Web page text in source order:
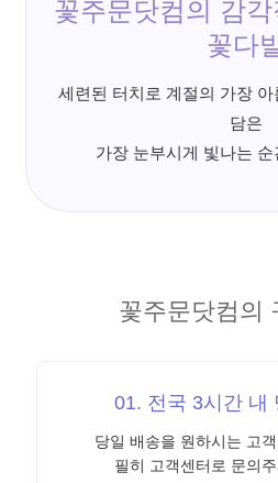
꽃주문닷컴의 감
꽃다
세련된 터치로 계절의 가장
담은
가장 눈부시게 빛나는
꽃주문닷컴의
01. 전국 3시간 내
당일 배송을 원하시는 고
필히 고객센터로 문의